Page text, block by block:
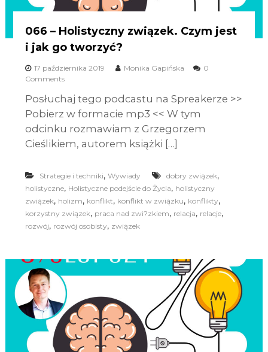
066 – Holistyczny związek. Czym jest
i jak go tworzyć?
17 października 2019 Monika Gapińska
0
Comments
Posłuchaj tego podcastu na Spreakerze >>
Pobierz w formacie mp3 << W tym
odcinku rozmawiam z Grzegorzem
Cieślikiem, autorem książki […]
Strategie i techniki, Wywiady dobry związek,
holistyczne, Holistyczne podejście do Życia, holistyczny
związek, holizm, konflikt, konflikt w związku, konflikty,
korzystny związek, praca nad zwi?zkiem, relacja, relacje,
rozwój, rozwój osobisty, związek